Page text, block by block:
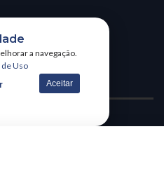
a navegação.
Uso
Aceitar